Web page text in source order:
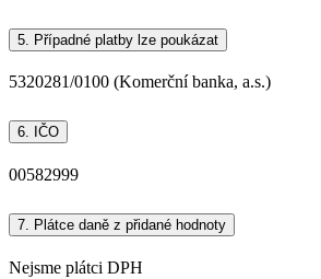
5. Případné platby lze poukázat
5320281/0100 (Komerční banka, a.s.)
6. IČO
00582999
7. Plátce daně z přidané hodnoty
Nejsme plátci DPH